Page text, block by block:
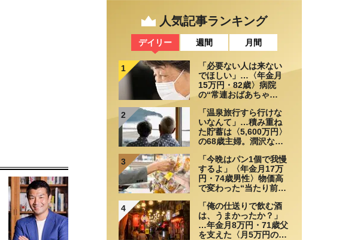
人気記事ランキング
デイリー 週間 月間
1
「必要ない人は来ない
でほしい」…〈年金月
15万円・82歳〉病院
の“常連おばあちゃ
社員の本音。それでも
通い続ける理由
2
「温泉旅行すら行けな
いなんて」…積み重ね
た貯蓄は〈5,600万円〉
の68歳主婦。潤沢な老
「馬鹿だった」肩を落
とす理由
3
「今晩はパン1個で我慢
するよ」〈年金月17万
円・74歳男性〉物価高
で変わった“当たり前の
4
「俺の仕送りで飲む酒
は、うまかったか？」
…年金月8万円・71歳父
を支えた〈月5万円の援